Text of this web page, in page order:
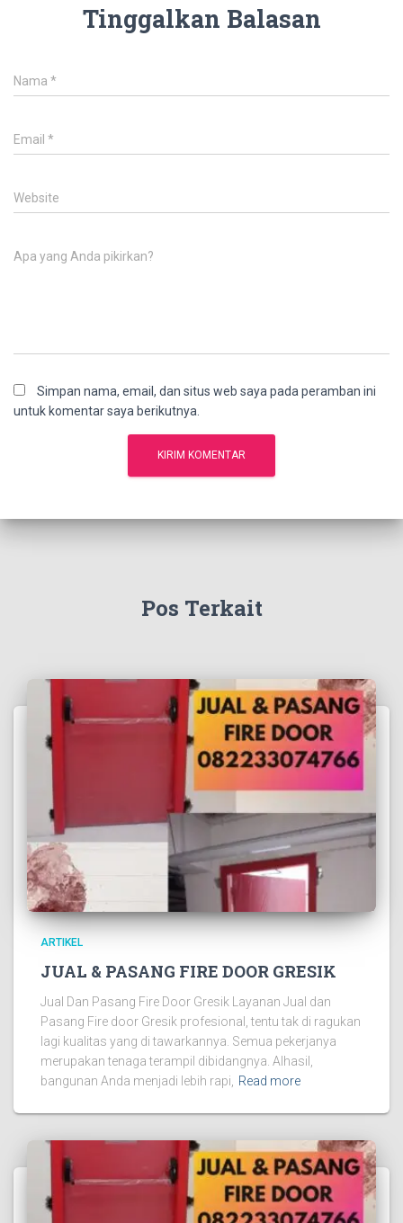
Tinggalkan Balasan
Nama *
Email *
Website
Apa yang Anda pikirkan?
Simpan nama, email, dan situs web saya pada peramban ini
untuk komentar saya berikutnya.
Pos Terkait
ARTIKEL
JUAL & PASANG FIRE DOOR GRESIK
Jual Dan Pasang Fire Door Gresik Layanan Jual dan
Pasang Fire door Gresik profesional, tentu tak di ragukan
lagi kualitas yang di tawarkannya. Semua pekerjanya
merupakan tenaga terampil dibidangnya. Alhasil,
bangunan Anda menjadi lebih rapi,
Read more